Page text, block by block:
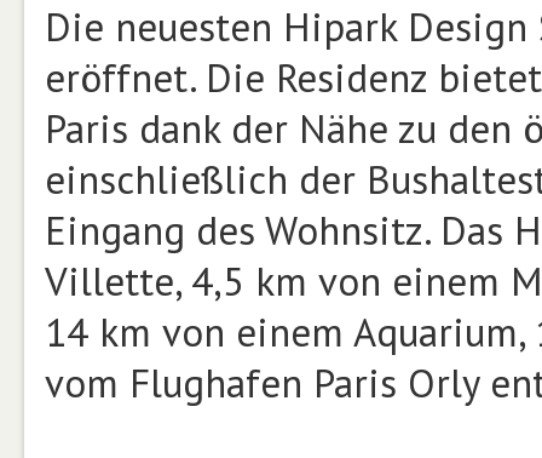
Die neuesten Hipark
eröffnet. Die Residenz
Paris dank der Nähe zu
einschließlich der
Eingang des Wohnsitz. Das
Villette, 4,5 km von einem
14 km von einem
vom Flughafen Paris Orly